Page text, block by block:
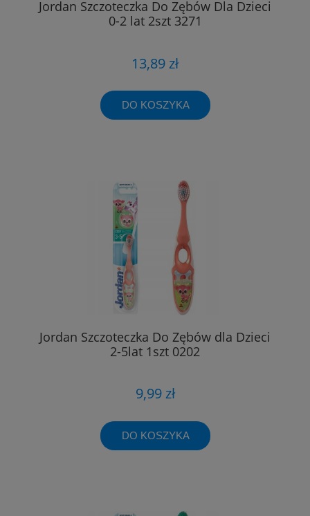
Jordan Szczoteczka Do Zębów Dla Dzieci
0-2 lat 2szt 3271
13,89 zł
DO KOSZYKA
Jordan Szczoteczka Do Zębów dla Dzieci
2-5lat 1szt 0202
9,99 zł
DO KOSZYKA